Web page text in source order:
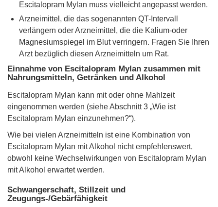
Escitalopram Mylan muss vielleicht angepasst werden.
Arzneimittel, die das sogenannten QT-Intervall
verlängern oder Arzneimittel, die die Kalium-oder
Magnesiumspiegel im Blut verringern. Fragen Sie Ihren
Arzt bezüglich diesen Arzneimitteln um Rat.
Einnahme von Escitalopram Mylan zusammen mit
Nahrungsmitteln, Getränken und Alkohol
Escitalopram Mylan kann mit oder ohne Mahlzeit
eingenommen werden (siehe Abschnitt 3 „Wie ist
Escitalopram Mylan einzunehmen?“).
Wie bei vielen Arzneimitteln ist eine Kombination von
Escitalopram Mylan mit Alkohol nicht empfehlenswert,
obwohl keine Wechselwirkungen von Escitalopram Mylan
mit Alkohol erwartet werden.
Schwangerschaft, Stillzeit und
Zeugungs-/Gebärfähigkeit